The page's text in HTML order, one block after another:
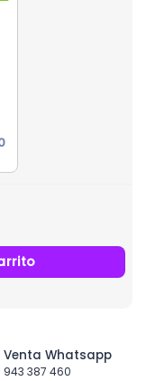
Rango
precios:
S/267.70
Venta Whatsapp
943 387 460